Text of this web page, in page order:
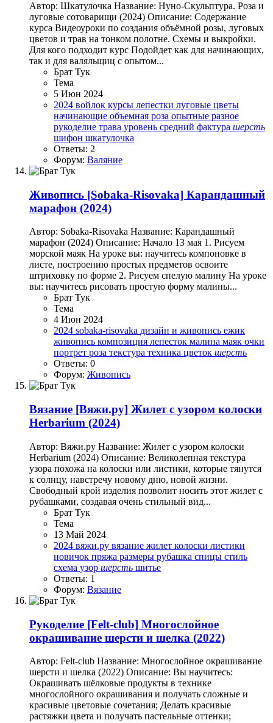
Автор: Шкатулочка Название: Нуно-Скульптура. Роза и
луговые сотоварищи (2024) Описание: Содержание
курса Видеоуроки по создания объёмной розы, луговых
цветов и трав на тонком полотне. Схемы и выкройки.
Для кого подходит курс Подойдет как для начинающих,
так и для валяльщиц с опытом...
Брат Тук
Тема
5 Июн 2024
2024 войлок курсы лепестки луговые цветы
начинающие объемная роза опытные разное
рукоделие трава уровень средний фактура шерсть
шифон шкатулочка
Ответы: 2
Форум: Валяние
Живопись [Sobaka-Risovaka] Карандашный
марафон (2024)
Автор: Sobaka-Risovaka Название: Карандашный
марафон (2024) Описание: Начало 13 мая 1. Рисуем
морской маяк На уроке вы: научитесь компоновке в
листе, построению простых предметов освоите
штриховку по форме 2. Рисуем спелую малину На уроке
вы: научитесь рисовать простую форму малины...
Брат Тук
Тема
4 Июн 2024
2024 sobaka-risovaka дизайн и живопись ежик
живопись композиция лепесток малина маяк очки
портрет роза текстура техника цветок шерсть
Ответы: 0
Форум: Живопись
Вязание [Вяжи.ру] Жилет с узором колоски
Herbarium (2024)
Автор: Вяжи.ру Название: Жилет с узором колоски
Herbarium (2024) Описание: Великолепная текстура
узора похожа на колоски или листики, которые тянутся
к солнцу, навстречу новому дню, новой жизни.
Свободный крой изделия позволит носить этот жилет с
рубашками, создавая очень стильный вид...
Брат Тук
Тема
13 Май 2024
2024 вяжи.ру вязание жилет колоски листики
новичок пряжа размеры рубашка спицы стиль
схема узор шерсть шитье
Ответы: 1
Форум: Вязание
Рукоделие [Felt-club] Многослойное
окрашивание шерсти и шелка (2022)
Автор: Felt-club Название: Многослойное окрашивание
шерсти и шелка (2022) Описание: Вы научитесь:
Окрашивать шёлковые продукты в технике
многослойного окрашивания и получать сложные и
красивые цветовые сочетания; Делать красивые
растяжки цвета и получать пастельные оттенки;